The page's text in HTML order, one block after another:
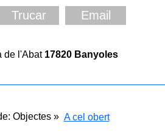
Trucar Email
de l'Abat 17820 Banyoles
Objectes » A cel obert